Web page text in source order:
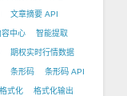
文章摘要 API
容中心 智能提取
期权实时行情数据
条形码 条形码 API
格式化 格式化输出